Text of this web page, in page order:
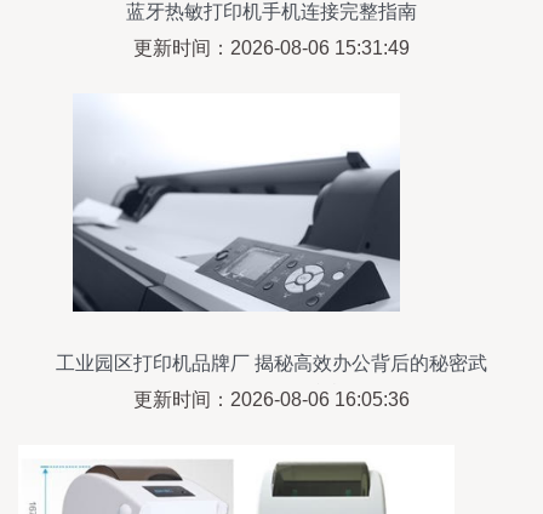
蓝牙热敏打印机手机连接完整指南
更新时间：2026-08-06 15:31:49
工业园区打印机品牌厂 揭秘高效办公背后的秘密武
器——热敏打印机
更新时间：2026-08-06 16:05:36